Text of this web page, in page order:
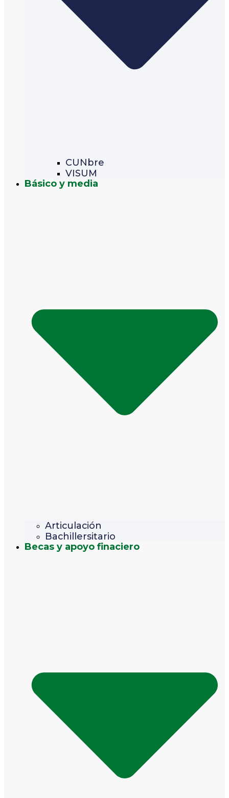
CUNbre
VISUM
Básico y media
Articulación
Bachillersitario
Becas y apoyo finaciero